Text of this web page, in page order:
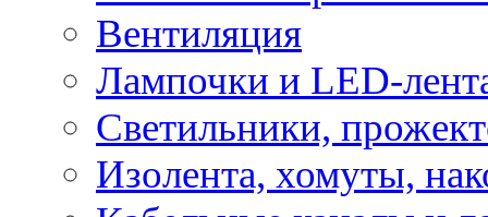
Вентиляция
Лампочки и LED-
Светильники,
Изолента, хомуты,